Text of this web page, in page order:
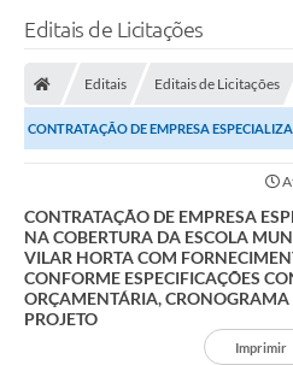
PORTAL DA EDUCAÇÃO
Transparência
PUBLICIDADE DOS AGENDAMENTOS
COMUNITÁRIOS
Editais de Licitações
Editais Editais de Licitações
CONTRATAÇÃO DE EMPRESA
CONTRATAÇÃO DE EMPRESA
NA COBERTURA DA ESCOLA
VILAR HORTA COM
CONFORME ESPECIFICAÇÕES
ORÇAMENTÁRIA,
PROJETO
Imprimir